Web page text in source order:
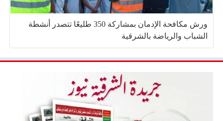
ورش مكافحة الإدمان بمشاركة 350 طليعًا تتصدر أنشطة
الشباب والرياضة بالشرقية